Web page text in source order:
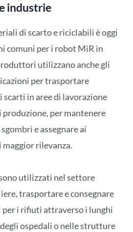
industrie
di scarto e riciclabili è oggi
comuni per i robot MiR in
utilizzano anche gli
per trasportare
in aree di lavorazione
produzione, per mantenere
e assegnare ai
rilevanza.
utilizzati nel settore
trasportare e consegnare
i rifiuti attraverso i lunghi
ospedali o nelle strutture